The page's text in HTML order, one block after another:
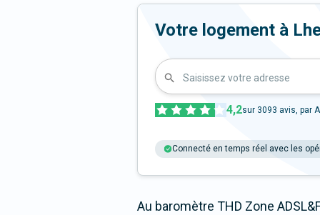
Votre logement à
Saisissez votre adresse
4,2sur 3093 avis, par
Connecté en temps réel avec les
Au baromètre THD Zone